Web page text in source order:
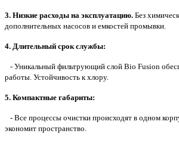
3. Низкие расходы на эксплуатацию. Без
дополнительных насосов и емкостей промывки.
4. Длительный срок службы:
- Уникальный фильтрующий слой Bio Fusion
работы. Устойчивость к хлору.
5. Компактные габариты:
- Все процессы очистки происходят в одном
экономит пространство.